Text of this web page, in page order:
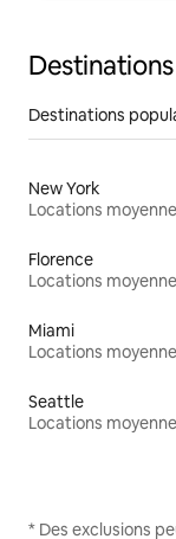
Destinations
New York
Florence
Miami
Seattle
* Des exclusions